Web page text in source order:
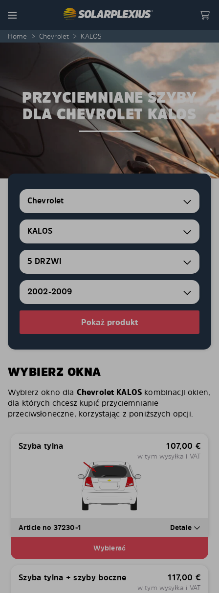
Menu
Home > Chevrolet > KALOS
PRZYCIEMNIANE SZYBY
DLA CHEVROLET KALOS
Chevrolet
KALOS
5 DRZWI
2002-2009
Pokaż produkt
WYBIERZ OKNA
Wybierz okno dla Chevrolet KALOS kombinacji okien,
dla których chcesz kupić przyciemnianie
przeciwsłoneczne, korzystając z poniższych opcji.
Szyba tylna 107,00 €
w tym wysyłka i VAT
Article no 37230-1 Detale
Wybierać
Szyba tylna + szyby boczne 117,00 €
w tym wysyłka i VAT